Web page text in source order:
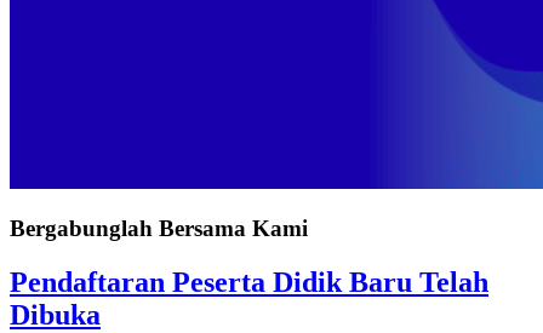
Bergabunglah Bersama Kami
Pendaftaran Peserta Didik Baru Telah
Dibuka